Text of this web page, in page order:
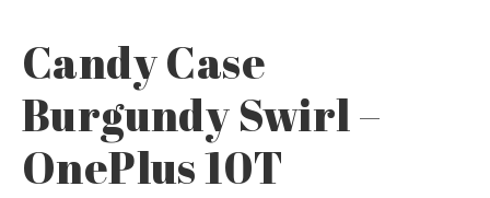
Candy Case
Burgundy Swirl –
OnePlus 10T